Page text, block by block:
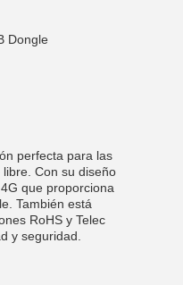
Dongle
perfecta para las
Con su diseño
que proporciona
También está
RoHS y Telec
y seguridad.